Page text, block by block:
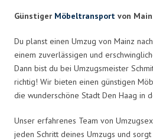
Günstiger Möbeltransport von
Du planst einen Umzug von Mainz
einem zuverlässigen und
Dann bist du bei Umzugsmeister
richtig! Wir bieten einen günstigen
die wunderschöne Stadt Den Haag in
Unser erfahrenes Team von
jeden Schritt deines Umzugs und